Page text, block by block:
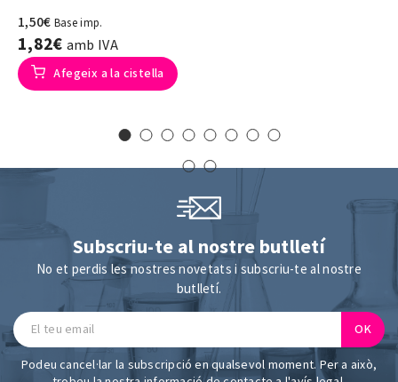
1,50€ Base imp.
1,82€ amb IVA
Afegeix a la cistella
Subscriu-te al nostre butlletí
No et perdis les nostres novetats i subscriu-te al nostre
butlletí.
Podeu cancel·lar la subscripció en qualsevol moment. Per a això,